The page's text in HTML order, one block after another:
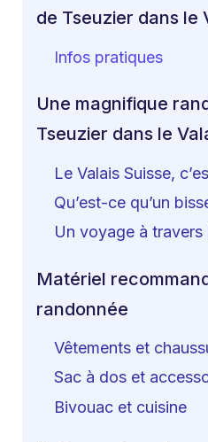
de Tseuzier dans le
Infos pratiques
Une magnifique
Tseuzier dans le
Le Valais Suisse,
Qu’est-ce qu’un
Un voyage à travers
Matériel
randonnée
Vêtements et
Sac à dos et
Bivouac et cuisine